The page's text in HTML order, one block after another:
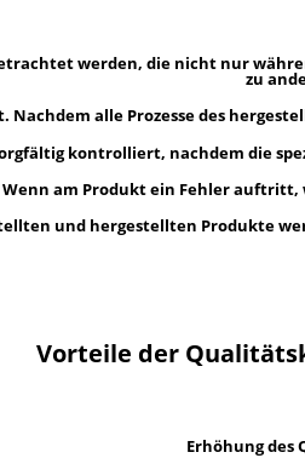
werden, die nicht nur
zu
alle Prozesse des
kontrolliert, nachdem die
Wenn am Produkt ein Fehler
und hergestellten Produkte
Vorteile der
Erhöhung des